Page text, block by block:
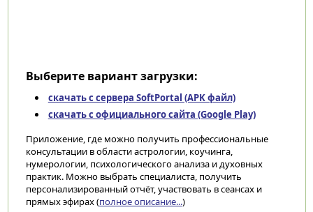
Выберите вариант загрузки:
скачать с сервера SoftPortal (APK файл)
скачать с официального сайта (Google Play)
Приложение, где можно получить профессиональные
консультации в области астрологии, коучинга,
нумерологии, психологического анализа и духовных
практик. Можно выбрать специалиста, получить
персонализированный отчёт, участвовать в сеансах и
прямых эфирах (полное описание...)